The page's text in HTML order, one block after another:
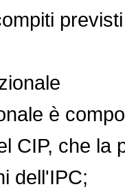
è
che la
dell'IPC;